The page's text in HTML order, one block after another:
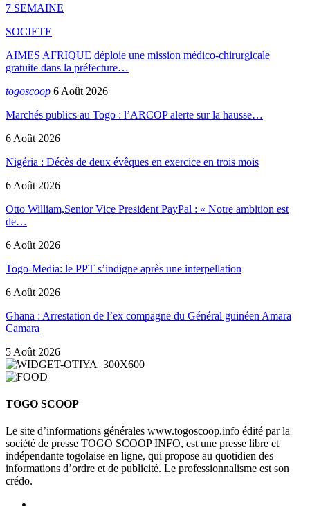
7 SEMAINE
SOCIETE
AIMES AFRIQUE déploie une mission médico-chirurgicale
gratuite dans la préfecture…
togoscoop 6 Août 2026
Marchés publics au Togo : l’ARCOP alerte sur la hausse…
6 Août 2026
Nigéria : Décès de deux évêques en exercice en trois mois
6 Août 2026
Otto William,Senior Vice President PayPal : « Notre ambition est
de…
6 Août 2026
Togo-Media: le PPT s’indigne après une interpellation
6 Août 2026
Ghana : Arrestation de l’ex compagne du Général guinéen Amara
Camara
5 Août 2026
TOGO SCOOP
Le site d’informations générales www.togoscoop.info édité par la
société de presse TOGO SCOOP INFO, est une presse libre et
indépendante togolaise en ligne, qui propose au quotidien des
informations d’ordre et de publicité. Le professionnalisme est son
crédo.